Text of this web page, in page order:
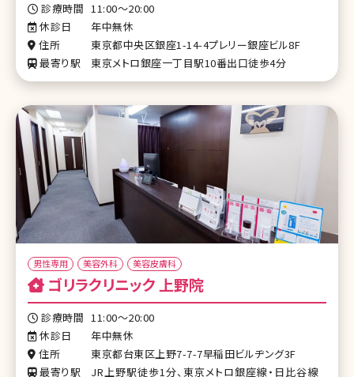
診療時間 11:00～20:00
休診日
年中無休
住所
東京都中央区銀座1-14-4プレリー銀座ビル8F
最寄り駅
東京メトロ銀座一丁目駅10番出口徒歩4分
男性専用 美容外科 美容皮膚科
ゴリラクリニック 上野院
診療時間 11:00〜20:00
休診日
年中無休
住所
東京都台東区上野7-7-7早稲田ビルヂング3F
最寄り駅
JR上野駅徒歩1分、東京メトロ銀座線・日比谷線